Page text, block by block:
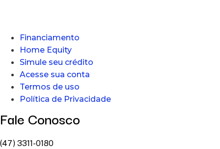
Financiamento
Home Equity
Simule seu crédito
Acesse sua conta
Termos de uso
Política de Privacidade
Fale Conosco
(47) 3311-0180